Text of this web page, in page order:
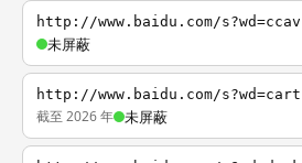
http://www.baidu.com/s?wd=ccav
未屏蔽
http://www.baidu.com/s?wd=cart
截至 2026 年 未屏蔽